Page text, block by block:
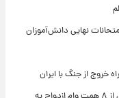
نهایی دانش‌آموزان
خروج از جنگ با ایران